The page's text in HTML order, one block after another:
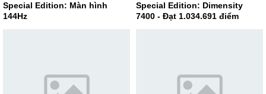
Special Edition: Màn hình
144Hz
Special Edition: Dimensity
7400 - Đạt 1.034.691 điểm